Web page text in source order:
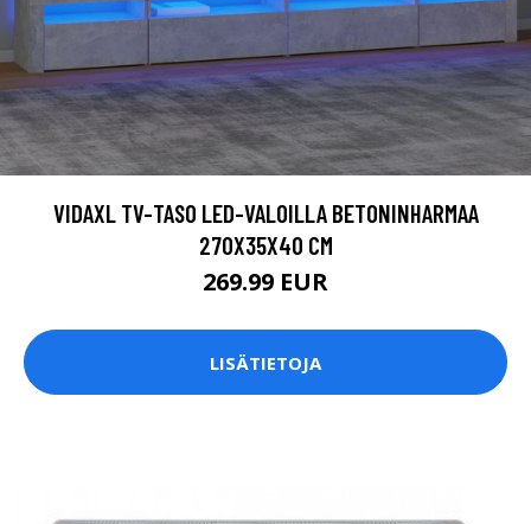
VIDAXL TV-TASO LED-VALOILLA BETONINHARMAA
270X35X40 CM
269.99 EUR
LISÄTIETOJA